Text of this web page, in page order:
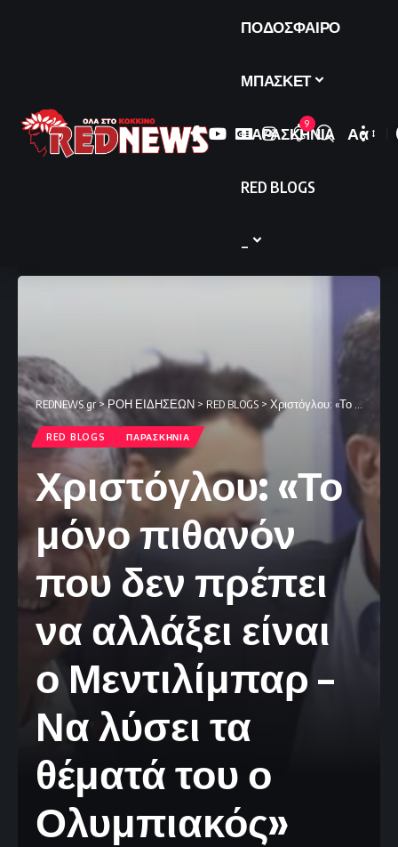
ΠΟΔΟΣΦΑΙΡΟ
ΜΠΑΣΚΕΤ
ΠΑΡΑΣΚΗΝΙΑ
RED BLOGS
9
Font
Αα
REDNEWS.gr>ΡΟΗ ΕΙΔΗΣΕΩΝ > RED BLOGS > Χριστόγλου: «Το μόνο πιθανόν που δεν πρέπει να αλλάξει είναι ο Μεντιλίμπαρ – Να λύσει τα θέματά του ο Ολυμπιακός»
RED BLOGS ΠΑΡΑΣΚΗΝΙΑ
Χριστόγλου: «Το
μόνο πιθανόν
που δεν πρέπει
να αλλάξει είναι
ο Μεντιλίμπαρ –
Να λύσει τα
θέματά του ο
Ολυμπιακός»